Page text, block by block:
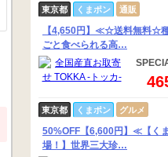
東京都 くまポン 通販
【4,650円】≪☆送料無料☆
ごと食べられる高…
東京都 くまポン グルメ
50%OFF【6,600円】≪【く
場！】世界三大珍…